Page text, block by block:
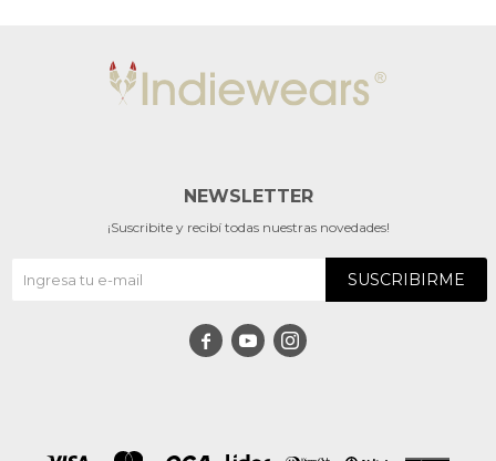
NEWSLETTER
¡Suscribite y recibí todas nuestras novedades!
SUSCRIBIRME
  